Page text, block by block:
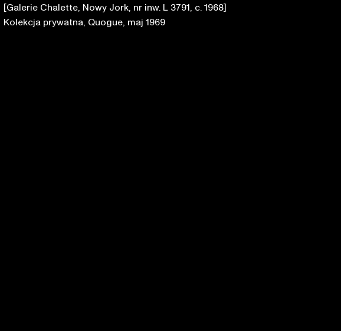
[Galerie Chalette, Nowy Jork, nr inw. L 3791, c. 1968]
Kolekcja prywatna, Quogue, maj 1969